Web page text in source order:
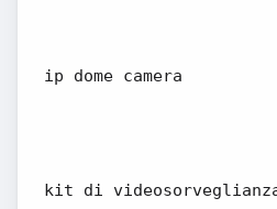
ip dome camera
kit di